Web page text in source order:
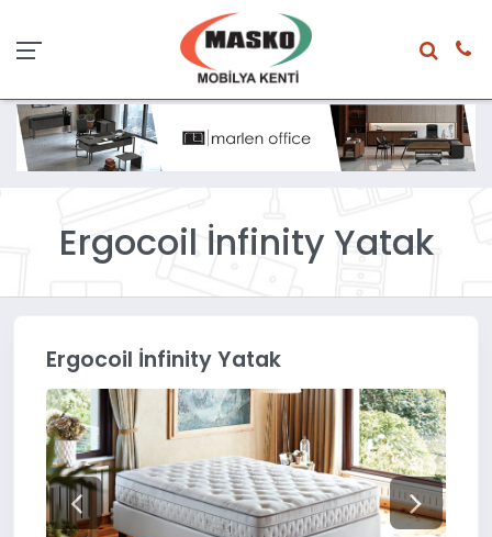
Ergocoil İnfinity Yatak
Ergocoil İnfinity Yatak